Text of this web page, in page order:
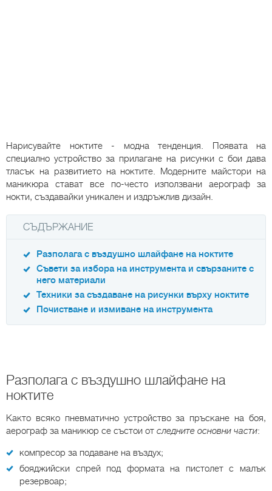
Нарисувайте ноктите - модна тенденция. Появата на
специално устройство за прилагане на рисунки с бои дава
тласък на развитието на ноктите. Модерните майстори на
маникюра стават все по-често използвани аерограф за
нокти, създавайки уникален и издръжлив дизайн.
СЪДЪРЖАНИЕ
Разполага с въздушно шлайфане на ноктите
Съвети за избора на инструмента и свързаните с
него материали
Техники за създаване на рисунки върху ноктите
Почистване и измиване на инструмента
Разполага с въздушно шлайфане на
ноктите
Както всяко пневматично устройство за пръскане на боя,
аерограф за маникюр се състои от следните основни части:
компресор за подаване на въздух;
бояджийски спрей под формата на пистолет с малък
резервоар;